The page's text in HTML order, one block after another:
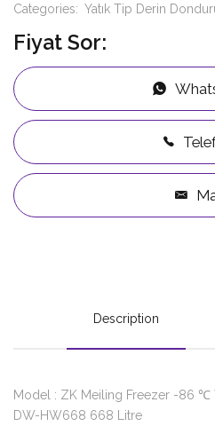
Categories: Yatık Tip Derin
Fiyat Sor:
Description
Model : ZK Meiling Freezer -86 ℃
DW-HW668 668 Litre